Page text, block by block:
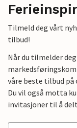
Tilmeld deg vårt
tilbud!
Når du tilmelder
våre beste tilbud
Du vil også motta
invitasjoner til å